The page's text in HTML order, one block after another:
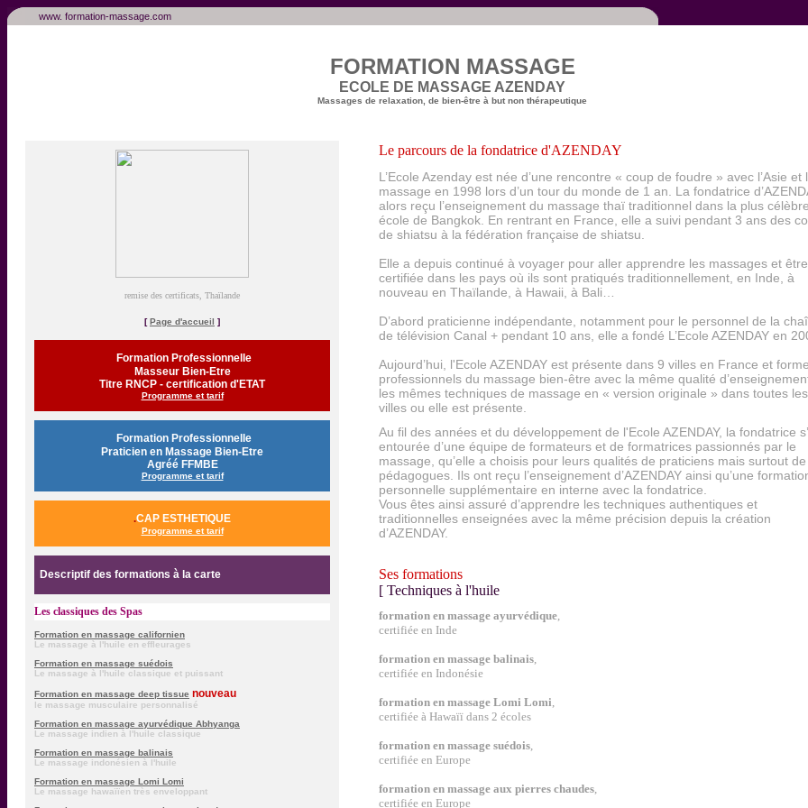
www. formation-massage.com
FORMATION MASSAGE
ECOLE DE MASSAGE AZENDAY
Massages de relaxation, de bien-être à but non thérapeutique
remise des certificats, Thaïlande
[Page d'accueil ]
Formation Professionnelle
Masseur Bien-Etre
Titre RNCP - certification d'ETAT
Programme et tarif
Formation Professionnelle
Praticien en Massage Bien-Etre
Agréé FFMBE
Programme et tarif
.CAP ESTHETIQUE
Programme et tarif
Descriptif des formations à la carte
Les classiques des Spas
Formation en massage californien
Le massage à l'huile en effleurages
Formation en massage suédois
Le massage à l'huile classique et puissant
Formation en massage deep tissue nouveau
le massage musculaire personnalisé
Formation en massage ayurvédique Abhyanga
Le massage indien à l'huile classique
Formation en massage balinais
Le massage indonésien à l'huile
Formation en massage Lomi Lomi
Le massage hawaïïen très enveloppant
Le parcours de la fondatrice d'AZENDAY
L’Ecole Azenday est née d’une rencontre « coup de foudre » avec l’Asie et
massage en 1998 lors d’un tour du monde de 1 an. La fondatrice
alors reçu l’enseignement du massage thaï traditionnel dans la plus célèbre
école de Bangkok. En rentrant en France, elle a suivi pendant 3 ans des
de shiatsu à la fédération française de shiatsu.
Elle a depuis continué à voyager pour aller apprendre les massages et être
certifiée dans les pays où ils sont pratiqués traditionnellement, en Inde, à
nouveau en Thaïlande, à Hawaii, à Bali…
D’abord praticienne indépendante, notamment pour le personnel de la
de télévision Canal + pendant 10 ans, elle a fondé L’Ecole AZENDAY en
Aujourd’hui, l'Ecole AZENDAY est présente dans 9 villes en France et
professionnels du massage bien-être avec la même qualité
les mêmes techniques de massage en « version originale » dans toutes les
villes ou elle est présente.
Au fil des années et du développement de l'Ecole AZENDAY, la fondatrice
entourée d’une équipe de formateurs et de formatrices passionnés par le
massage, qu’elle a choisis pour leurs qualités de praticiens mais surtout de
pédagogues. Ils ont reçu l’enseignement d’AZENDAY ainsi qu’une
personnelle supplémentaire en interne avec la fondatrice.
Vous êtes ainsi assuré d’apprendre les techniques authentiques et
traditionnelles enseignées avec la même précision depuis la création
d’AZENDAY.
Ses formations
[ Techniques à l'huile
formation en massage ayurvédique,
certifiée en Inde
formation en massage balinais,
certifiée en Indonésie
formation en massage Lomi Lomi,
certifiée à Hawaïï dans 2 écoles
formation en massage suédois,
certifiée en Europe
formation en massage aux pierres chaudes,
certifiée en Europe